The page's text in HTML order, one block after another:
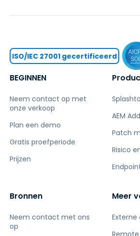
BEGINNEN
Neem contact op met
onze verkoop
Plan een demo
Gratis proefperiode
Prijzen
AEM
Patch
Risico
Bronnen
Neem contact met ons
op
Meer
ISO/IEC 27001 gecertificeerd